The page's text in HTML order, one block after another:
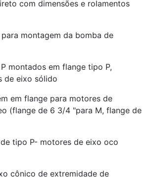
com dimensões e rolamentos
montagem da bomba de
montados em flange tipo P,
de eixo sólido
em flange para motores de
(flange de 6 3/4 "para M, flange de
tipo P- motores de eixo oco
cônico de extremidade de